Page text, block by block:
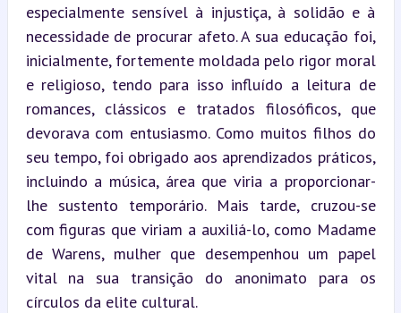
especialmente sensível à injustiça, à solidão e à
necessidade de procurar afeto. A sua educação foi,
inicialmente, fortemente moldada pelo rigor moral
e religioso, tendo para isso influído a leitura de
romances, clássicos e tratados filosóficos, que
devorava com entusiasmo. Como muitos filhos do
seu tempo, foi obrigado aos aprendizados práticos,
incluindo a música, área que viria a proporcionar-
lhe sustento temporário. Mais tarde, cruzou-se
com figuras que viriam a auxiliá-lo, como Madame
de Warens, mulher que desempenhou um papel
vital na sua transição do anonimato para os
círculos da elite cultural.